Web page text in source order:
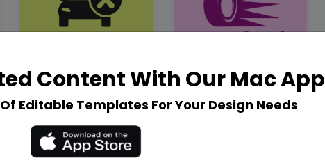
Content With Our Mac App
Editable Templates For Your Design Needs